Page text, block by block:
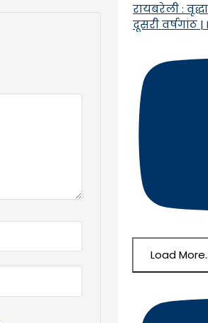
रायबरेली :
दूसरी वर्षगांठ
Load